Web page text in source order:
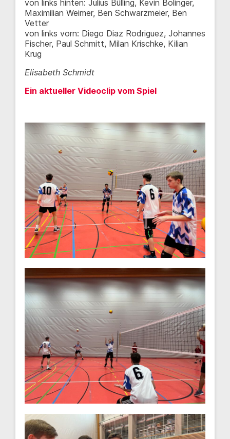
von links hinten: Julius Bülling, Kevin Bolinger,
Maximilian Weimer, Ben Schwarzmeier, Ben
Vetter
von links vorn: Diego Diaz Rodriguez, Johannes
Fischer, Paul Schmitt, Milan Krischke, Kilian
Krug
Elisabeth Schmidt
Ein aktueller Videoclip vom Spiel